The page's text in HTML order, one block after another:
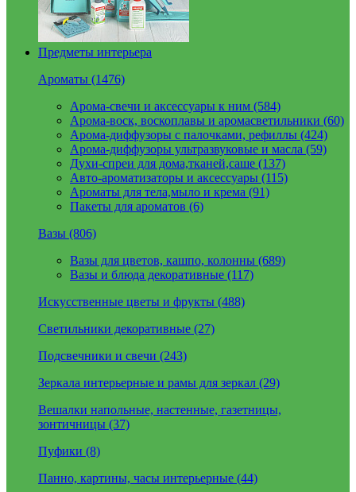
Предметы интерьера
Ароматы (1476)
Арома-свечи и аксессуары к ним (584)
Арома-воск, воскоплавы и аромасветильники (60)
Арома-диффузоры с палочками, рефиллы (424)
Арома-диффузоры ультразвуковые и масла (59)
Духи-спреи для дома,тканей,саше (137)
Авто-ароматизаторы и аксессуары (115)
Ароматы для тела,мыло и крема (91)
Пакеты для ароматов (6)
Вазы (806)
Вазы для цветов, кашпо, колонны (689)
Вазы и блюда декоративные (117)
Искусственные цветы и фрукты (488)
Светильники декоративные (27)
Подсвечники и свечи (243)
Зеркала интерьерные и рамы для зеркал (29)
Вешалки напольные, настенные, газетницы,
зонтичницы (37)
Пуфики (8)
Панно, картины, часы интерьерные (44)